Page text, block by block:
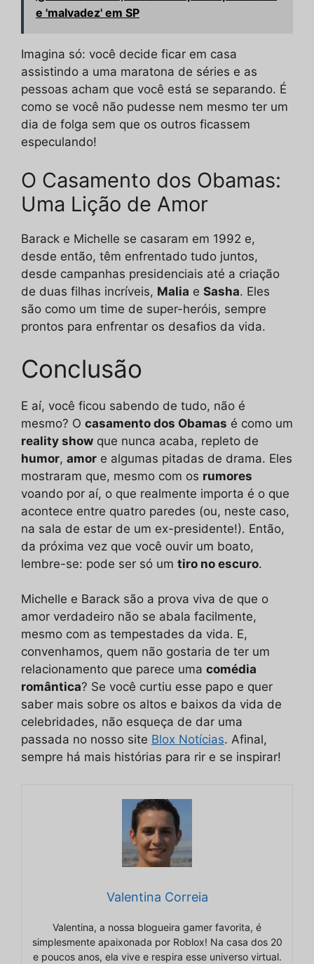
e 'malvadez' em SP
Imagina só: você decide ficar em casa
assistindo a uma maratona de séries e as
pessoas acham que você está se separando. É
como se você não pudesse nem mesmo ter um
dia de folga sem que os outros ficassem
especulando!
O Casamento dos Obamas:
Uma Lição de Amor
Barack e Michelle se casaram em 1992 e,
desde então, têm enfrentado tudo juntos,
desde campanhas presidenciais até a criação
de duas filhas incríveis, Malia e Sasha. Eles
são como um time de super-heróis, sempre
prontos para enfrentar os desafios da vida.
Conclusão
E aí, você ficou sabendo de tudo, não é
mesmo? O casamento dos Obamas é como um
reality show que nunca acaba, repleto de
humor, amor e algumas pitadas de drama. Eles
mostraram que, mesmo com os rumores
voando por aí, o que realmente importa é o que
acontece entre quatro paredes (ou, neste caso,
na sala de estar de um ex-presidente!). Então,
da próxima vez que você ouvir um boato,
lembre-se: pode ser só um tiro no escuro.
Michelle e Barack são a prova viva de que o
amor verdadeiro não se abala facilmente,
mesmo com as tempestades da vida. E,
convenhamos, quem não gostaria de ter um
relacionamento que parece uma comédia
romântica? Se você curtiu esse papo e quer
saber mais sobre os altos e baixos da vida de
celebridades, não esqueça de dar uma
passada no nosso site Blox Notícias. Afinal,
sempre há mais histórias para rir e se inspirar!
Valentina Correia
Valentina, a nossa blogueira gamer favorita, é
simplesmente apaixonada por Roblox! Na casa dos 20
e poucos anos, ela vive e respira esse universo virtual.